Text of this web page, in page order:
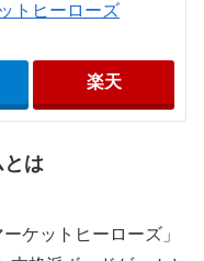
トヒーローズ
楽天
は
ケットヒーローズ」